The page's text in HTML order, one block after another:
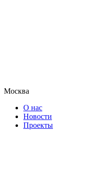
Москва
О нас
Новости
Проекты